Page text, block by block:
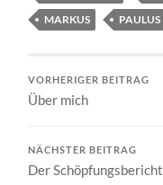
MARKUS
PAULUS
VORHERIGER BEITRAG
Über mich
NÄCHSTER BEITRAG
Der Schöpfungsbericht